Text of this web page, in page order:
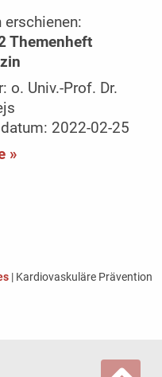
erschienen:
Themenheft
o. Univ.-Prof. Dr.
2022-02-25
»
| Kardiovaskuläre Prävention